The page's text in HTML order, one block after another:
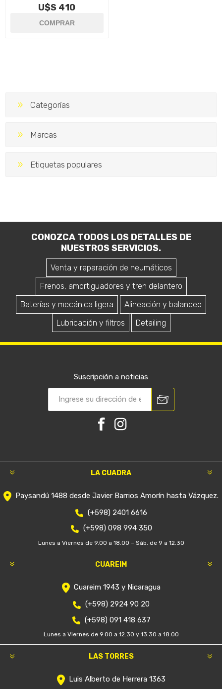
U$S 410
Categorías
Marcas
Etiquetas populares
CONOZCA TODOS LOS DETALLES DE
NUESTROS SERVICIOS.
Venta y reparación de neumáticos
Frenos, amortiguadores y tren delantero
Baterías y mecánica ligera
Alineación y balanceo
Lubricación y filtros
Detailing
Suscripción a noticias
LA CUADRA
Paysandú 1488 desde Javier Barrios Amorín hasta Vázquez.
(+598) 2401 6616
(+598) 098 994 350
Lunes a Viernes de 9.00 a 18.00 – Sáb. de 9 a 12.30
CUAREIM
Cuareim 1943 y Nicaragua
(+598) 2924 90 20
(+598) 091 418 637
Lunes a Viernes de 9.00 a 12.30 y 13.30 a 18.00
LAS TORRES
Luis Alberto de Herrera 1363